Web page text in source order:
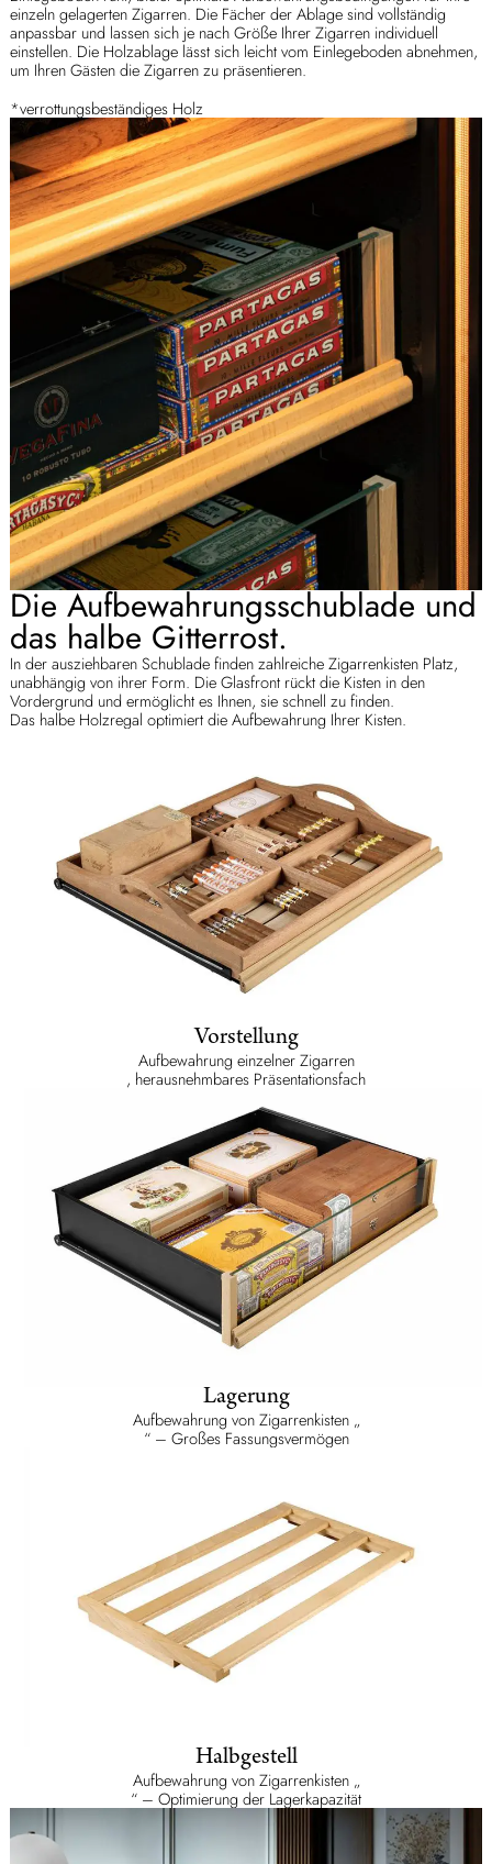
einzeln gelagerten Zigarren. Die Fächer der Ablage sind vollständig
anpassbar und lassen sich je nach Größe Ihrer Zigarren individuell
einstellen. Die Holzablage lässt sich leicht vom Einlegeboden abnehmen,
um Ihren Gästen die Zigarren zu präsentieren.
*verrottungsbeständiges Holz
Die Aufbewahrungsschublade und
das halbe Gitterrost.
In der ausziehbaren Schublade finden zahlreiche Zigarrenkisten Platz,
unabhängig von ihrer Form. Die Glasfront rückt die Kisten in den
Vordergrund und ermöglicht es Ihnen, sie schnell zu finden.
Das halbe Holzregal optimiert die Aufbewahrung Ihrer Kisten.
Vorstellung
Aufbewahrung einzelner Zigarren
, herausnehmbares Präsentationsfach
Lagerung
Aufbewahrung von Zigarrenkisten „
“ – Großes Fassungsvermögen
Halbgestell
Aufbewahrung von Zigarrenkisten „
“ – Optimierung der Lagerkapazität